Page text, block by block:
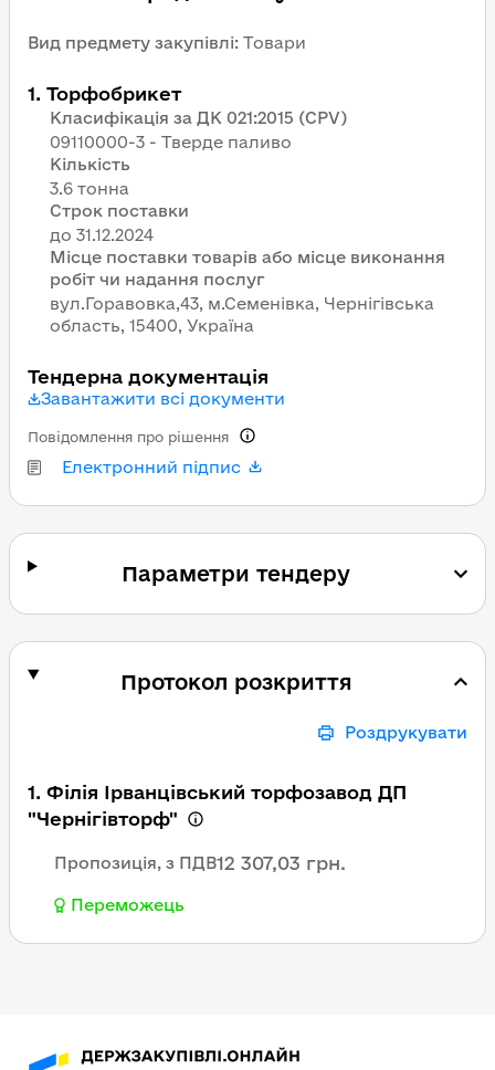
Вид предмету закупівлі: Товари
1. Торфобрикет
Класифікація за ДК 021:2015 (CPV)
09110000-3 - Тверде паливо
Кількість
3.6 тонна
Строк поставки
Місце поставки товарів або місце виконання
робіт чи надання послуг
вул.Горавовка,43, м.Семенівка, Чернігівська
область, 15400, Україна
Тендерна документація
Завантажити всі документи
Електронний підпис
Повідомлення про рішення
Параметри тендеру
Протокол розкриття
Роздрукувати
1. Філія Ірванцівський торфозавод ДП
"Чернігівторф"
Пропозиція, з ПДВ12 307,03 грн.
Переможець